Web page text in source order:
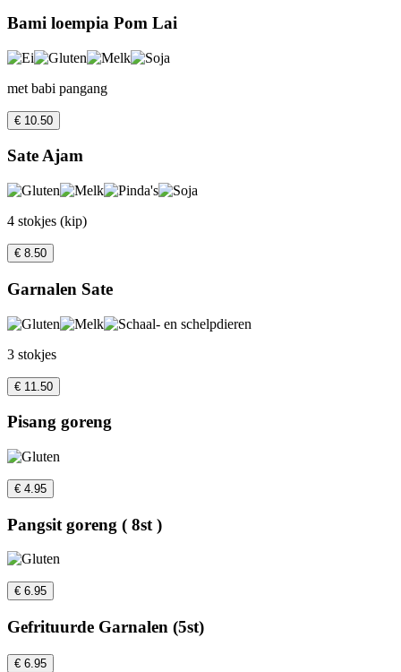
Bami loempia Pom Lai
met babi pangang
€ 10.50
Sate Ajam
4 stokjes (kip)
€ 8.50
Garnalen Sate
3 stokjes
€ 11.50
Pisang goreng
€ 4.95
Pangsit goreng ( 8st )
€ 6.95
Gefrituurde Garnalen (5st)
€ 6.95